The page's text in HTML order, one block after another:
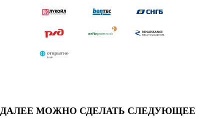
ДАЛЕЕ МОЖНО СДЕЛАТЬ СЛЕДУЮЩЕЕ